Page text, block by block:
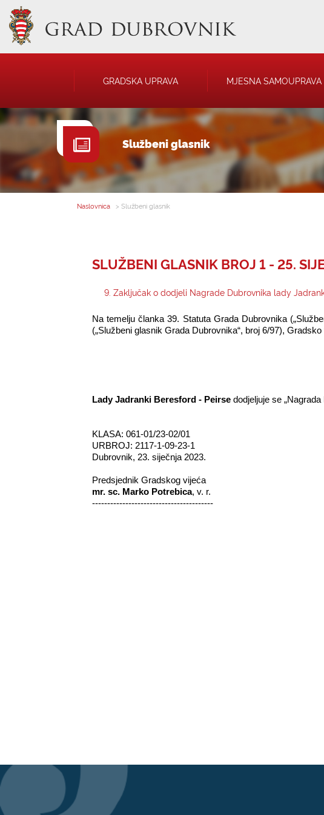
GRADSKA UPRAVA
GRADONAČELNIK
GRADSKO VIJEĆE
UPRAVNA TIJELA
SAVJET MLADIH
NATJEČAJI
JAVNA OBJAVA RJEŠENJA
USTANOVE
KOMUNALNA I TRGOVAČKA
MJESNA SAMOUPRAVA
Službeni glasnik
Naslovnica > Službeni glasnik
SLUŽBENI GLASNIK BROJ 1 - 25.
9. Zaključak o dodjeli Nagrade Dubrovnika lady
Na temelju članka 39. Statuta Grada Dubrovnika
(„Službeni glasnik Grada Dubrovnika“, broj 6/97),
Lady Jadranki Beresford - Peirse dodjeljuje se
KLASA: 061-01/23-02/01
URBROJ: 2117-1-09-23-1
Dubrovnik, 23. siječnja 2023.
Predsjednik Gradskog vijeća
mr. sc. Marko Potrebica, v. r.
----------------------------------------